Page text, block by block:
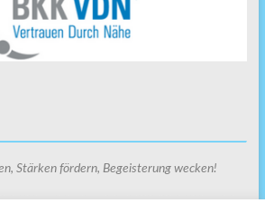
Stärken fördern, Begeisterung wecken!